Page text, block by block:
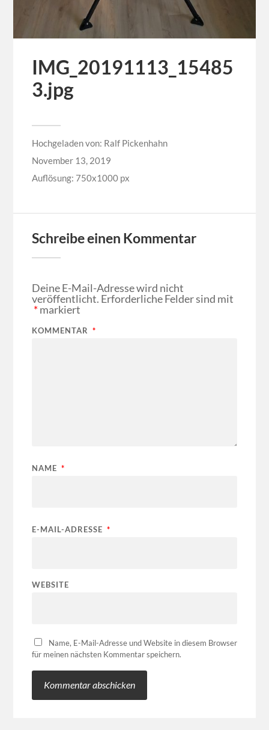
IMG_20191113_15485
3.jpg
Hochgeladen von: Ralf Pickenhahn
November 13, 2019
Auflösung: 750x1000 px
Schreibe einen Kommentar
Deine E-Mail-Adresse wird nicht
veröffentlicht. Erforderliche Felder sind mit
*markiert
KOMMENTAR *
NAME *
E-MAIL-ADRESSE *
WEBSITE
Name, E-Mail-Adresse und Website in diesem Browser
für meinen nächsten Kommentar speichern.